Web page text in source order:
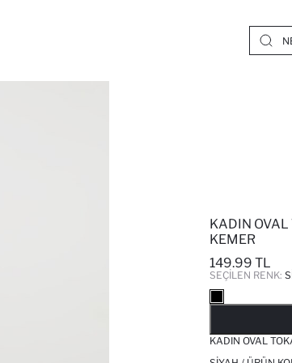
KADIN OVAL
KEMER
149.99 TL
SEÇILEN RENK:
KADIN OVAL